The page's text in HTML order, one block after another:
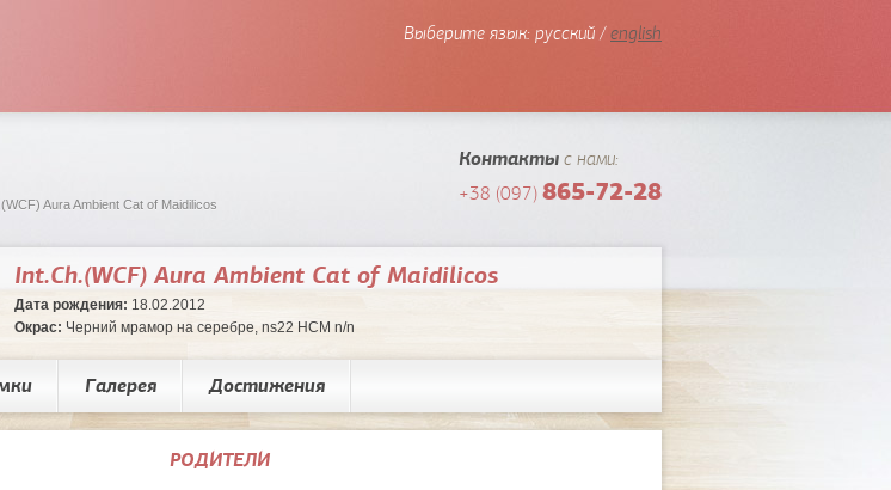
Выберите язык: русский /english
Aura Ambient Cat of Maidilicos
Контакты с нами:
+38 (097) 865-72-28
Int.Ch.(WCF) Aura Ambient Cat of Maidilicos
Дата рождения: 18.02.2012
Окрас: Черний мрамор на серебре, ns22 HCM n/n
Галерея Достижения
РОДИТЕЛИ